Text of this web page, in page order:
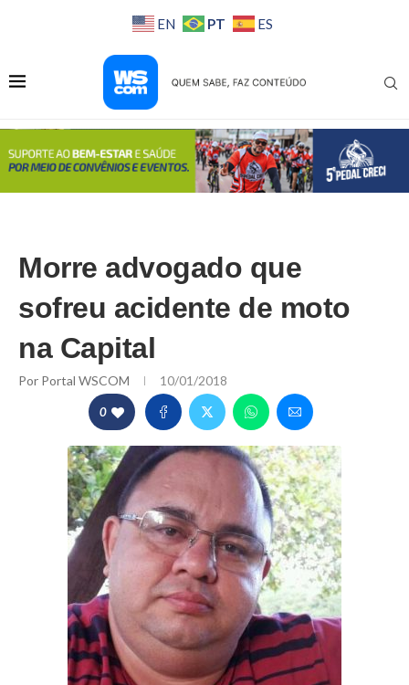
EN PT ES
Morre advogado que
sofreu acidente de moto
na Capital
Por Portal WSCOM 10/01/2018
0